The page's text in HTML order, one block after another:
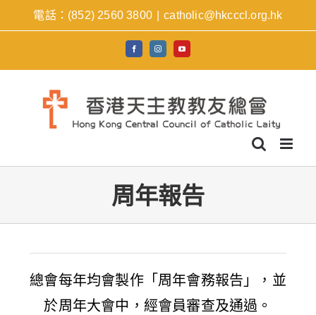
電話：(852) 2560 3800 catholic@hkcccl.org.hk
facebook instagram youtube
周年報告
總會每年均會製作「周年會務報告」，並
於周年大會中，經會員審查及通過。